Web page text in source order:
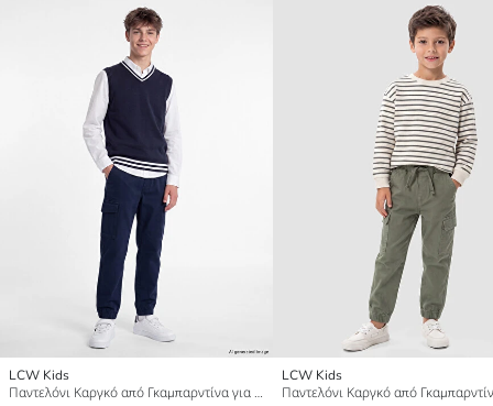
LCW Kids
Παντελόνι Καργκό από Γκαμπαρντίνα για αγόρια
LCW Kids